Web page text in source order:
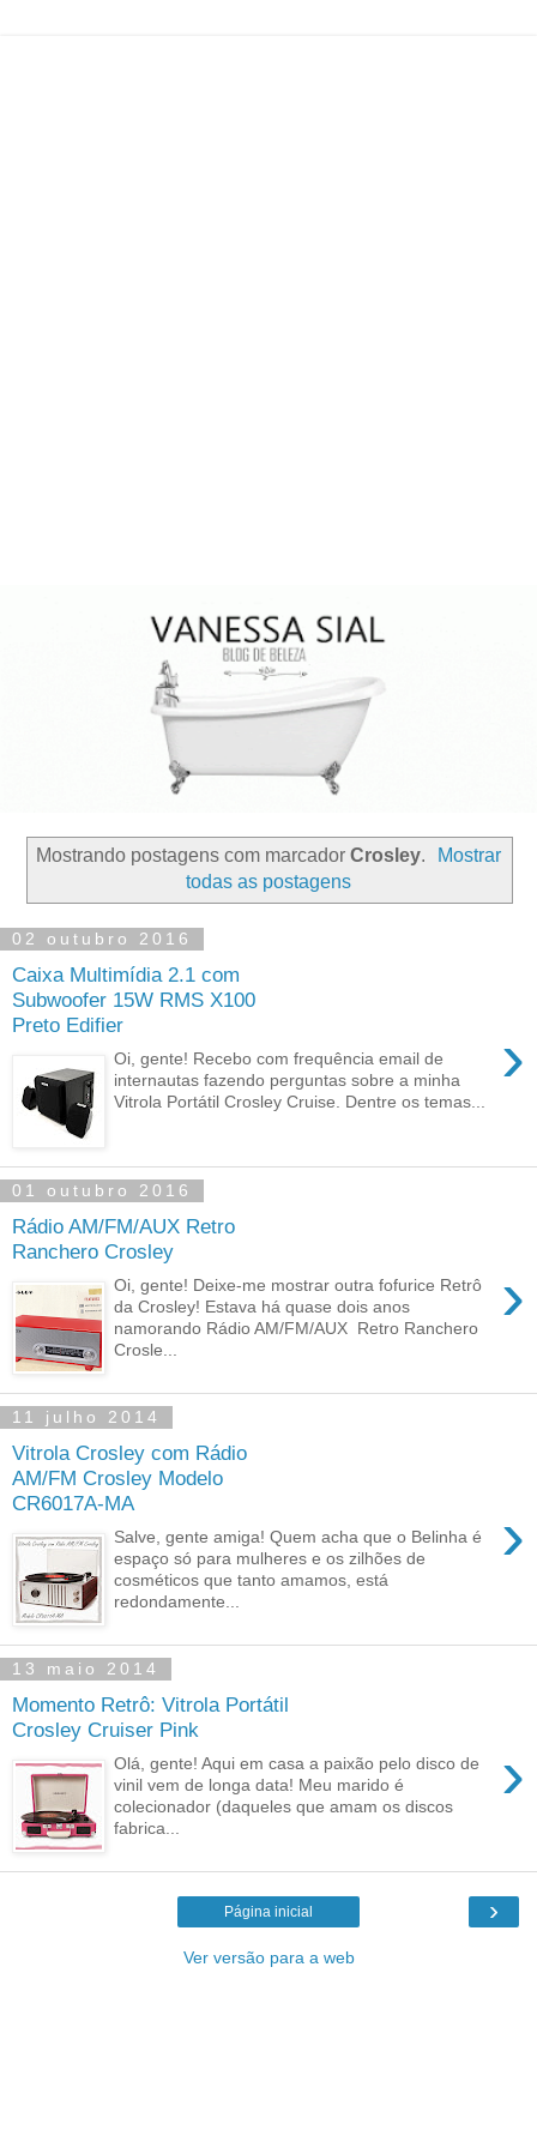
Mostrando postagens com marcador Crosley.
Mostrar
todas as postagens
02 outubro 2016
Caixa Multimídia 2.1 com
Subwoofer 15W RMS X100
Preto Edifier
›
Oi, gente! Recebo com frequência email de
internautas fazendo perguntas sobre a minha
Vitrola Portátil Crosley Cruise. Dentre os temas...
01 outubro 2016
Rádio AM/FM/AUX Retro
Ranchero Crosley
›
Oi, gente! Deixe-me mostrar outra fofurice Retrô
da Crosley! Estava há quase dois anos
namorando Rádio AM/FM/AUX Retro Ranchero
Crosle...
11 julho 2014
Vitrola Crosley com Rádio
AM/FM Crosley Modelo
CR6017A-MA
›
Salve, gente amiga! Quem acha que o Belinha é
espaço só para mulheres e os zilhões de
cosméticos que tanto amamos, está
redondamente...
13 maio 2014
Momento Retrô: Vitrola Portátil
Crosley Cruiser Pink
›
Olá, gente! Aqui em casa a paixão pelo disco de
vinil vem de longa data! Meu marido é
colecionador (daqueles que amam os discos
fabrica...
›
Página inicial
Ver versão para a web